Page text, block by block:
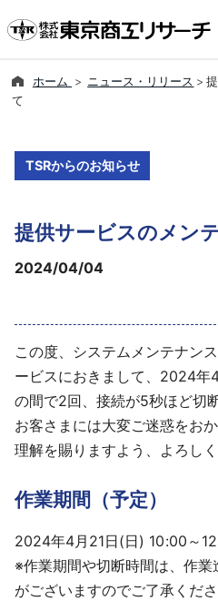
優良企業サ
導入事例
採用情報
ホーム ニュース・リリース
て
TSRからのお知らせ
提供サービスのメン
2024/04/04
この度、システムメンテナン
ービスにおきまして、2024
の間で2回、接続が5秒ほど切
お客さまには大変ご迷惑をお
理解を賜りますよう、よろし
作業期間（予定）
2024年4月21日(日) 10:00～
※作業期間や切断時間は、作
がございますのでご了承くださ